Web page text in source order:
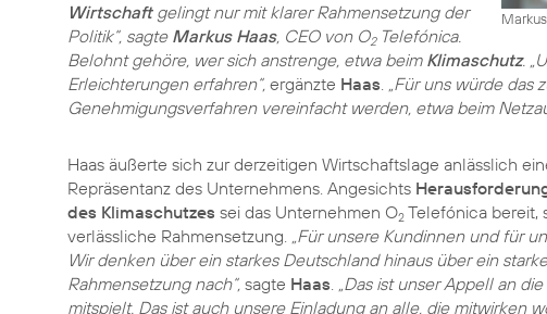
Wirtschaftgelingt nur mit klarer Rahmensetzung der
Politik“, sagte Markus Haas, CEO von O2Telefónica.
Belohnt gehöre, wer sich anstrenge, etwa beim Klimaschutz.
Erleichterungen erfahren“, ergänzte Haas. „Für uns würde das
Genehmigungsverfahren vereinfacht werden, etwa beim
Haas äußerte sich zur derzeitigen Wirtschaftslage anlässlich
Repräsentanz des Unternehmens. Angesichts
des Klimaschutzes sei das Unternehmen O2 Telefónica bereit,
verlässliche Rahmensetzung. „Für unsere Kundinnen und für
Wir denken über ein starkes Deutschland hinaus über ein
Rahmensetzung nach“, sagte Haas. „Das ist unser Appell an
mitspielt. Das ist auch unsere Einladung an alle, die mitwirken